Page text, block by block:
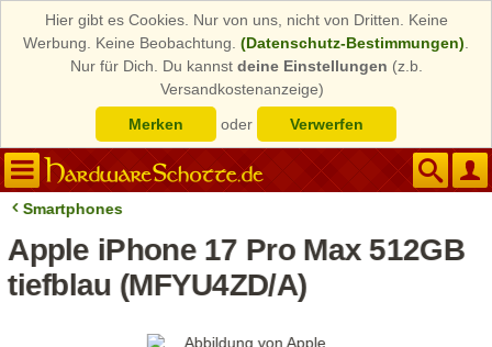
Hier gibt es Cookies. Nur von uns, nicht von Dritten. Keine
Werbung. Keine Beobachtung. (Datenschutz-Bestimmungen)
Nur für Dich. Du kannst deine Einstellungen (z.b.
Versandkostenanzeige)
Merken
oder Verwerfen
Smartphones
Apple iPhone 17 Pro Max 512GB
tiefblau (MFYU4ZD/A)